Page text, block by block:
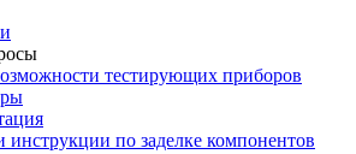
тестирующих приборов
по заделке компонентов